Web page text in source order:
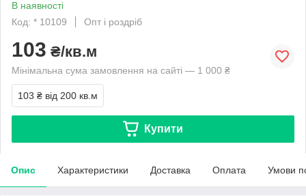
В наявності
Код: * 10109
Опт і роздріб
103 ₴/кв.м
Мінімальна сума замовлення на сайті — 1 000 ₴
103 ₴ від 200 кв.м
Купити
Опис Характеристики Доставка Оплата Умови